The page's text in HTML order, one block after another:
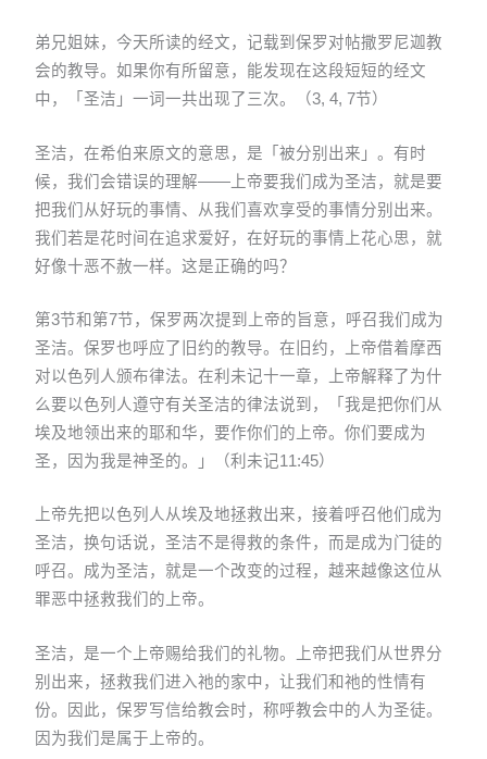
弟兄姐妹，今天所读的经文，记载到保罗对帖撒罗尼迦教
会的教导。如果你有所留意，能发现在这段短短的经文
中，「圣洁」一词一共出现了三次。（3, 4, 7节）
圣洁，在希伯来原文的意思，是「被分别出来」。有时
候，我们会错误的理解——上帝要我们成为圣洁，就是要
把我们从好玩的事情、从我们喜欢享受的事情分别出来。
我们若是花时间在追求爱好，在好玩的事情上花心思，就
好像十恶不赦一样。这是正确的吗？
第3节和第7节，保罗两次提到上帝的旨意，呼召我们成为
圣洁。保罗也呼应了旧约的教导。在旧约，上帝借着摩西
对以色列人颁布律法。在利未记十一章，上帝解释了为什
么要以色列人遵守有关圣洁的律法说到，「我是把你们从
埃及地领出来的耶和华，要作你们的上帝。你们要成为
圣，因为我是神圣的。」（利未记11:45）
上帝先把以色列人从埃及地拯救出来，接着呼召他们成为
圣洁，换句话说，圣洁不是得救的条件，而是成为门徒的
呼召。成为圣洁，就是一个改变的过程，越来越像这位从
罪恶中拯救我们的上帝。
圣洁，是一个上帝赐给我们的礼物。上帝把我们从世界分
别出来，拯救我们进入祂的家中，让我们和祂的性情有
份。因此，保罗写信给教会时，称呼教会中的人为圣徒。
因为我们是属于上帝的。